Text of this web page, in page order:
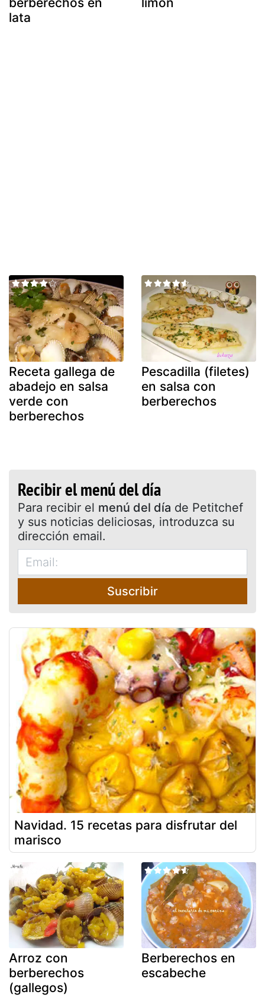
lata
Receta gallega de
abadejo en salsa
verde con
berberechos
Pescadilla (filetes)
en salsa con
berberechos
Recibir el menú del día
Para recibir el menú del día de Petitchef
y sus noticias deliciosas, introduzca su
dirección email.
Suscribir
Navidad. 15 recetas para disfrutar del
marisco
Arroz con
berberechos
(gallegos)
Berberechos en
escabeche